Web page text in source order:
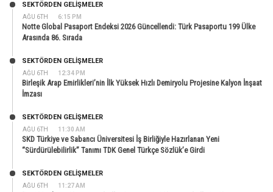
AĞU 6TH 6:15 PM
SEKTÖRDEN GELIŞMELER
Notte Global Pasaport Endeksi 2026 Güncellendi: Türk Pasaportu 199 Ülke
Arasında 86. Sırada
AĞU 6TH 12:34 PM
SEKTÖRDEN GELIŞMELER
Birleşik Arap Emirlikleri’nin İlk Yüksek Hızlı Demiryolu Projesine Kalyon İnşaat
İmzası
AĞU 6TH 11:30 AM
SEKTÖRDEN GELIŞMELER
SKD Türkiye ve Sabancı Üniversitesi İş Birliğiyle Hazırlanan Yeni
“Sürdürülebilirlik” Tanımı TDK Genel Türkçe Sözlük’e Girdi
AĞU 6TH 11:27 AM
SEKTÖRDEN GELIŞMELER